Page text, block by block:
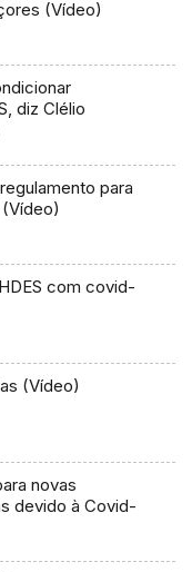
(Vídeo)
diz Clélio
para
com covid-
(Vídeo)
novas
devido à Covid-